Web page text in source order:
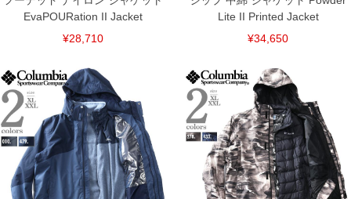
DETAIL
EvaPOURation II Jacket
¥28,710
Lite II Printed Jacket
¥34,650